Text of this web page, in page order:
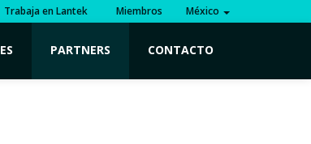
Trabaja en Lantek Miembros México
PARTNERS CONTACTO